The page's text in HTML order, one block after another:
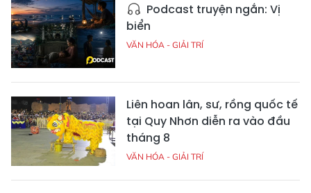
Podcast truyện ngắn: Vị
biển
VĂN HÓA - GIẢI TRÍ
Liên hoan lân, sư, rồng quốc tế
tại Quy Nhơn diễn ra vào đầu
tháng 8
VĂN HÓA - GIẢI TRÍ